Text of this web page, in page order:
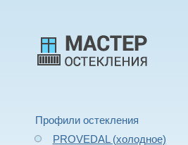
Профили остекления
PROVEDAL (холодное)